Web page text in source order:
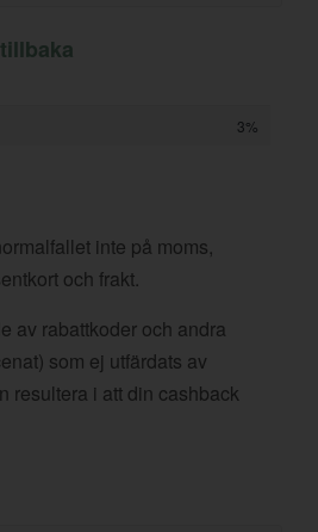
3%
inte på moms,
och frakt.
av rabattkoder och andra
som ej utfärdats av
resultera i att din cashback